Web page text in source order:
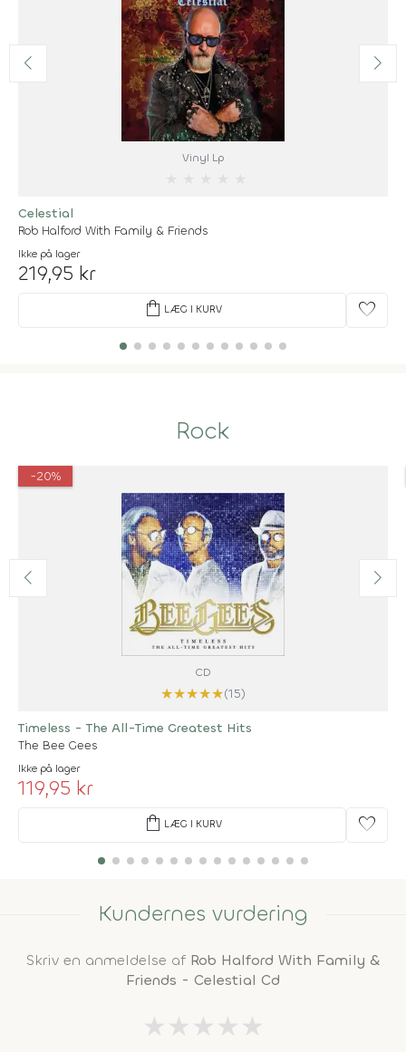
Vinyl Lp
Celestial
Rob Halford With Family & Friends
Ikke på lager
219,95 kr
shopping_bag LÆG I KURV favorite
Rock
-20%
CD
★★★★★(15)
Timeless - The All-Time Greatest Hits
The Bee Gees
Ikke på lager
119,95 kr
shopping_bag LÆG I KURV favorite
Kundernes vurdering
Skriv en anmeldelse af Rob Halford With Family &
Friends - Celestial Cd
★ ★ ★ ★ ★